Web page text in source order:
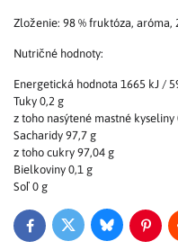
Zloženie: 98 % fruktóza, aróma,
Nutričné hodnoty:
Energetická hodnota 1665 kJ /
Tuky 0,2 g
z toho nasýtené mastné kyseliny
Sacharidy 97,7 g
z toho cukry 97,04 g
Bielkoviny 0,1 g
Soľ 0 g
FacebookTwitter Bluesky